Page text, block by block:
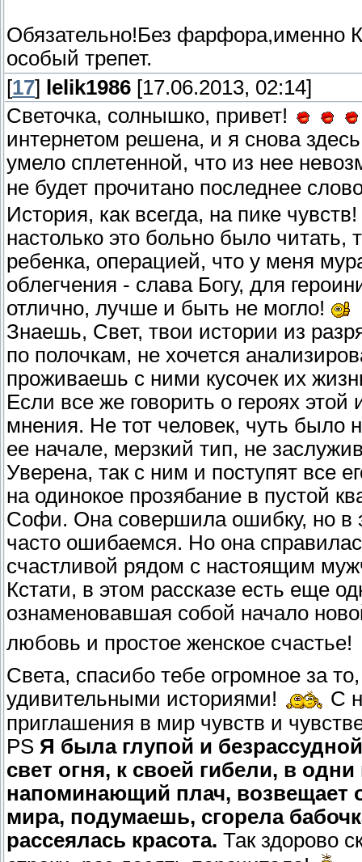
Обязательно!Без
особый трепет.
[17] lelik1986 [17.06.2013, 02:14]
Светочка, солнышко, привет!
интернетом решена, и я снова
умело сплетенной, что из нее
не будет прочитано последнее
История, как всегда, на пике
настолько это больно было
ребенка, операцией, что у меня
облегчения - слава Богу, для
отлично, лучше и быть не могло!
Знаешь, Свет, твои истории из
по полочкам, не хочется
проживаешь с ними кусочек их
Если все же говорить о героях
мнения. Не тот человек, чуть
ее начале, мерзкий тип, не
Уверена, так с ним и поступят все
на одинокое прозябание в пустой
Софи. Она совершила ошибку, но в
часто ошибаемся. Но она
счастливой рядом с настоящим
Кстати, в этом рассказе есть еще
ознаменовавшая собой начало
любовь и простое женское счастье!
Света, спасибо тебе огромное за
удивительными историями!
С
приглашения в мир чувств и
PS Я была глупой и
свет огня, к своей гибели, в
напоминающий плач, возвещает
мира, подумаешь, сгорела
рассеялась красота. Так здорово